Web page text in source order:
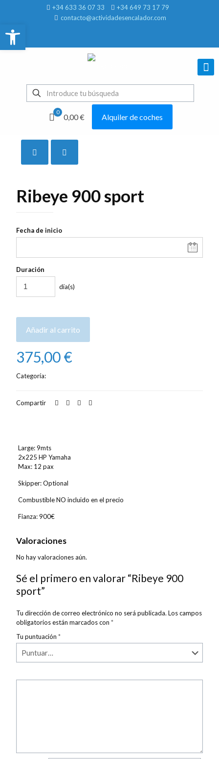
+34 633 36 07 33
+34 649 73 17 79
contacto@actividadesencalador.com
0
0,00 € Alquiler de coches
Ribeye 900 sport
Fecha de inicio
Duración
día(s)
Añadir al carrito
375,00€
Categoría:
Compartir
Large: 9mts
2x225 HP Yamaha
Max: 12 pax
Skipper: Optional
Combustible NO incluido en el precio
Fianza: 900€
Valoraciones
No hay valoraciones aún.
Sé el primero en valorar “Ribeye 900
sport”
Tu dirección de correo electrónico no será publicada. Los campos
obligatorios están marcados con *
Tu puntuación *
Abrir barra de herramientas